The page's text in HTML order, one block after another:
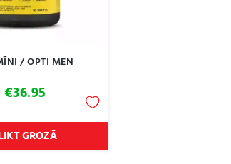
/ OPTI MEN
€36.95
range:
€22.95
through
€36.95
GROZĀ